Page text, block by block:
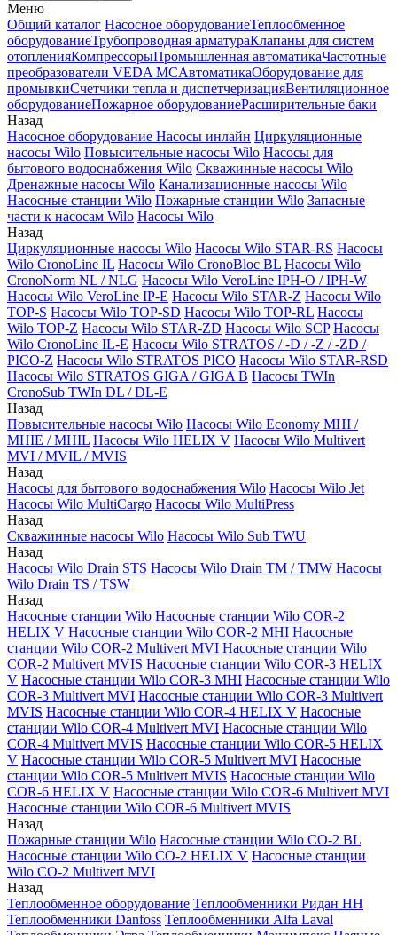
Меню
Общий каталог Насосное оборудованиеТеплообменное
оборудованиеТрубопроводная арматураКлапаны для систем
отопленияКомпрессорыПромышленная автоматикаЧастотные
преобразователи VEDA MCАвтоматикаОборудование для
промывкиСчетчики тепла и диспетчеризацияВентиляционное
оборудованиеПожарное оборудованиеРасширительные баки
Назад
Насосное оборудование Насосы инлайн Циркуляционные
насосы Wilo Повысительные насосы Wilo Насосы для
бытового водоснабжения Wilo Скважинные насосы Wilo
Дренажные насосы Wilo Канализационные насосы Wilo
Насосные станции Wilo Пожарные станции Wilo Запасные
части к насосам Wilo Насосы Wilo
Назад
Циркуляционные насосы Wilo Насосы Wilo STAR-RS Насосы
Wilo CronoLine IL Насосы Wilo CronoBloc BL Насосы Wilo
CronoNorm NL / NLG Насосы Wilo VeroLine IPH-O / IPH-W
Насосы Wilo VeroLine IP-E Насосы Wilo STAR-Z Насосы Wilo
TOP-S Насосы Wilo TOP-SD Насосы Wilo TOP-RL Насосы
Wilo TOP-Z Насосы Wilo STAR-ZD Насосы Wilo SCP Насосы
Wilo CronoLine IL-E Насосы Wilo STRATOS / -D / -Z / -ZD /
PICO-Z Насосы Wilo STRATOS PICO Насосы Wilo STAR-RSD
Насосы Wilo STRATOS GIGA / GIGA B Насосы TWIn
CronoSub TWIn DL / DL-E
Назад
Повысительные насосы Wilo Насосы Wilo Economy MHI /
MHIE / MHIL Насосы Wilo HELIX V Насосы Wilo Multivert
MVI / MVIL / MVIS
Назад
Насосы для бытового водоснабжения Wilo Насосы Wilo Jet
Насосы Wilo MultiCargo Насосы Wilo MultiPress
Назад
Скважинные насосы Wilo Насосы Wilo Sub TWU
Назад
Насосы Wilo Drain STS Насосы Wilo Drain TM / TMW Насосы
Wilo Drain TS / TSW
Назад
Насосные станции Wilo Насосные станции Wilo COR-2
HELIX V Насосные станции Wilo COR-2 MHI Насосные
станции Wilo COR-2 Multivert MVI Насосные станции Wilo
COR-2 Multivert MVIS Насосные станции Wilo COR-3 HELIX
V Насосные станции Wilo COR-3 MHI Насосные станции Wilo
COR-3 Multivert MVI Насосные станции Wilo COR-3 Multivert
MVIS Насосные станции Wilo COR-4 HELIX V Насосные
станции Wilo COR-4 Multivert MVI Насосные станции Wilo
COR-4 Multivert MVIS Насосные станции Wilo COR-5 HELIX
V Насосные станции Wilo COR-5 Multivert MVI Насосные
станции Wilo COR-5 Multivert MVIS Насосные станции Wilo
COR-6 HELIX V Насосные станции Wilo COR-6 Multivert MVI
Насосные станции Wilo COR-6 Multivert MVIS
Назад
Пожарные станции Wilo Насосные станции Wilo CO-2 BL
Насосные станции Wilo CO-2 HELIX V Насосные станции
Wilo CO-2 Multivert MVI
Назад
Теплообменное оборудование Теплообменники Ридан НН
Теплообменники Danfoss Теплообменники Alfa Laval